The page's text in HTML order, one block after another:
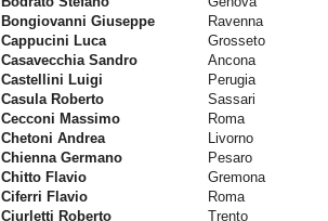
Bongiovanni Giuseppe
Ravenna
Cappucini Luca
Grosseto
Casavecchia Sandro
Ancona
Castellini Luigi
Perugia
Casula Roberto
Sassari
Cecconi Massimo
Roma
Chetoni Andrea
Livorno
Chienna Germano
Pesaro
Chitto Flavio
Gremona
Ciferri Flavio
Roma
Ciurletti Roberto
Trento